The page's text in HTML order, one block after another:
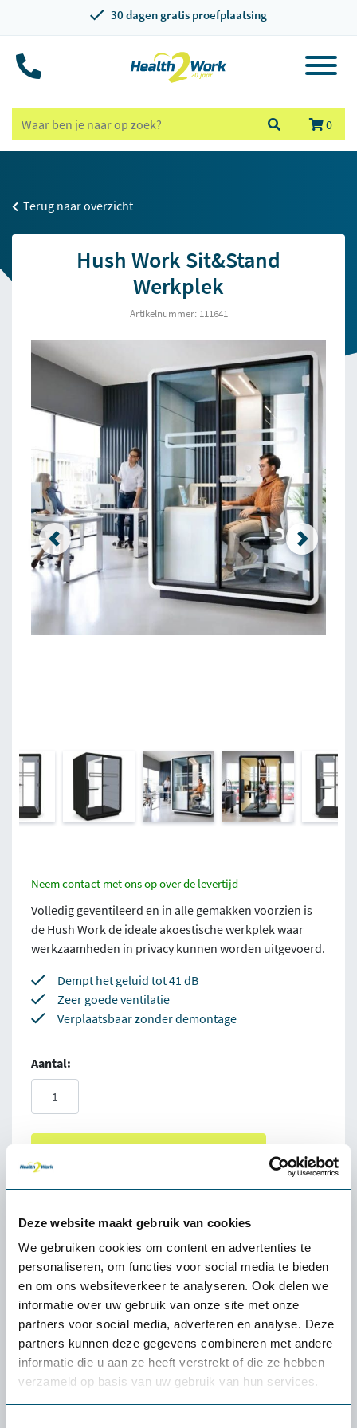
Deze website maakt gebruik van cookies
We gebruiken cookies om content en advertenties te
personaliseren, om functies voor social media te bieden
en om ons websiteverkeer te analyseren. Ook delen we
informatie over uw gebruik van onze site met onze
partners voor social media, adverteren en analyse. Deze
partners kunnen deze gegevens combineren met andere
informatie die u aan ze heeft verstrekt of die ze hebben
verzameld op basis van uw gebruik van hun services.
30 dagen gratis proefplaatsing
0
Terug naar overzicht
Hush Work Sit&Stand
Werkplek
Artikelnummer: 111641
Neem contact met ons op over de levertijd
Volledig geventileerd en in alle gemakken voorzien is
de Hush Work de ideale akoestische werkplek waar
werkzaamheden in privacy kunnen worden uitgevoerd.
Dempt het geluid tot 41 dB
Zeer goede ventilatie
Verplaatsbaar zonder demontage
Aantal:
Informatie aanvragen
4.5
Omschrijving Hush Work Sit&Stand
Werkplek